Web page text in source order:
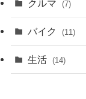
クルマ (7)
バイク (11)
生活 (14)